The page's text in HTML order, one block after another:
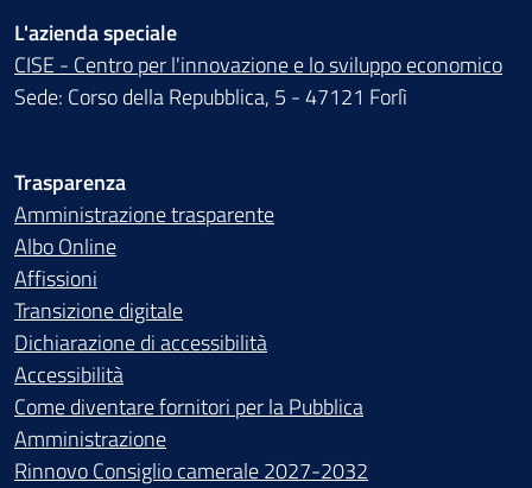
L'azienda speciale
CISE - Centro per l'innovazione e lo sviluppo economico
Sede: Corso della Repubblica, 5 - 47121 Forlì
Trasparenza
Amministrazione trasparente
Albo Online
Affissioni
Transizione digitale
Dichiarazione di accessibilità
Accessibilità
Come diventare fornitori per la Pubblica
Amministrazione
Rinnovo Consiglio camerale 2027-2032